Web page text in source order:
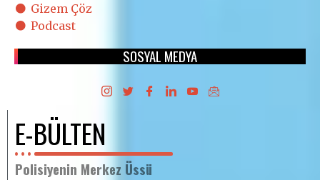
Gizem Çöz
Podcast
SOSYAL MEDYA
E-BÜLTEN
Polisiyenin Merkez Üssü